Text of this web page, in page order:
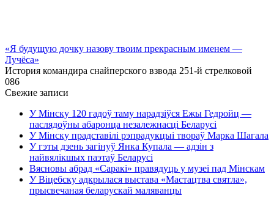
«Я будущую дочку назову твоим прекрасным именем —
Лучёса»
История командира снайперского взвода 251-й стрелковой
086
Свежие записи
У Мінску 120 гадоў таму нарадзіўся Ежы Гедройц —
паслядоўны абаронца незалежнасці Беларусі
У Мінску прадставілі рэпрадукцыі твораў Марка Шагала
У гэты дзень загінуў Янка Купала — адзін з
найвялікшых паэтаў Беларусі
Вясновы абрад «Саракі» правядуць у музеі пад Мінскам
У Віцебску адкрылася выстава «Мастацтва святла»,
прысвечаная беларускай маляванцы